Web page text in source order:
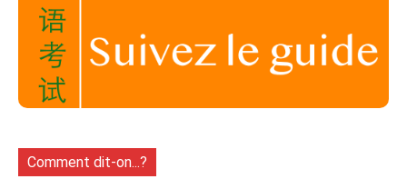
Comment dit-on...?